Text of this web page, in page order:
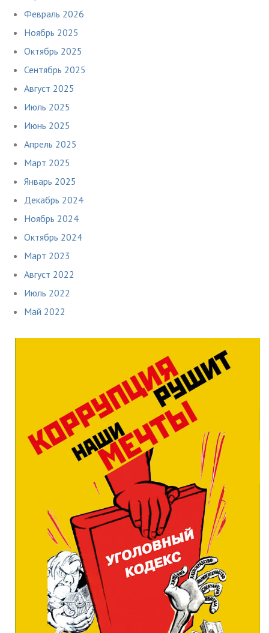
Февраль 2026
Ноябрь 2025
Октябрь 2025
Сентябрь 2025
Август 2025
Июль 2025
Июнь 2025
Апрель 2025
Март 2025
Январь 2025
Декабрь 2024
Ноябрь 2024
Октябрь 2024
Март 2023
Август 2022
Июль 2022
Май 2022